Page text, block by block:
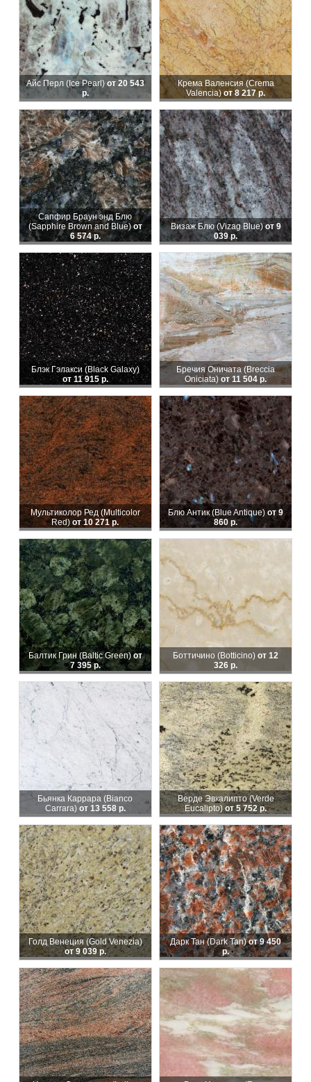
Айс Перл (Ice Pearl) от 20 543
р.
Крема Валенсия (Crema
Valencia)от 8 217 р.
Сапфир Браун энд Блю
(Sapphire Brown and Blue)от
6 574 р.
Визаж Блю (Vizag Blue)от 9
039 р.
Блэк Гэлакси (Black Galaxy)
от 11 915 р.
Бречия Оничата (Breccia
Oniciata) от 11 504 р.
Мультиколор Ред (Multicolor
Red)от 10 271 р.
Блю Антик (Blue Antique) от 9
860 р.
Балтик Грин (Baltic Green)от
7 395 р.
Боттичино (Botticino) от 12
326 р.
Бьянка Каррара (Bianco
Carrara) от 13 558 р.
Верде Эвкалипто (Verde
Eucalipto)от 5 752 р.
Голд Венеция (Gold Venezia)
от 9 039 р.
Дарк Тан (Dark Tan)от 9 450
р.